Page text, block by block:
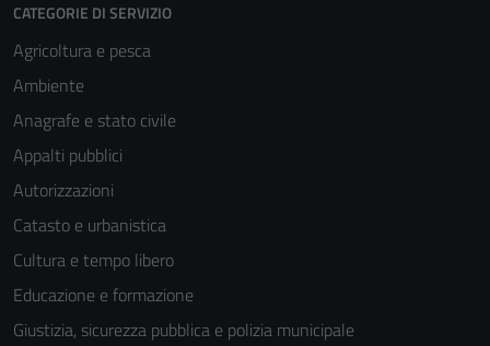
CATEGORIE DI SERVIZIO
Agricoltura e pesca
Ambiente
Anagrafe e stato civile
Appalti pubblici
Autorizzazioni
Catasto e urbanistica
Cultura e tempo libero
Educazione e formazione
Giustizia, sicurezza pubblica e polizia municipale